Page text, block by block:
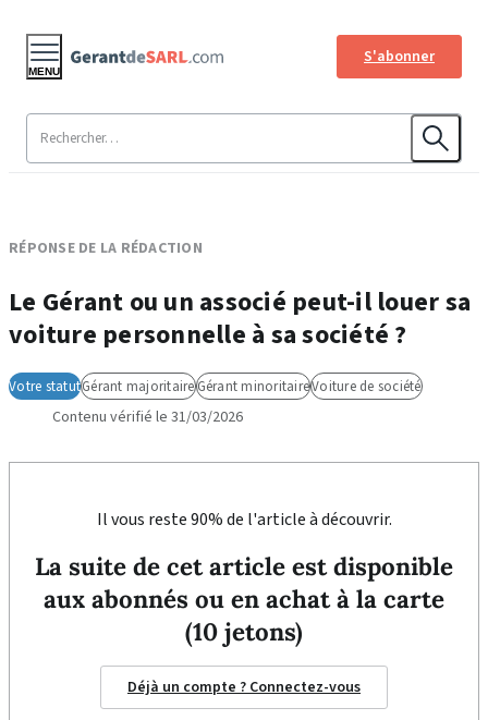
S'abonner
MENU
RÉPONSE DE LA RÉDACTION
Le Gérant ou un associé peut-il louer sa
voiture personnelle à sa société ?
Votre statutGérant majoritaireGérant minoritaireVoiture de société
Contenu vérifié le 31/03/2026
Il vous reste 90% de l'article à découvrir.
La suite de cet article est disponible
aux abonnés ou en achat à la carte
(10 jetons)
Déjà un compte ? Connectez-vous